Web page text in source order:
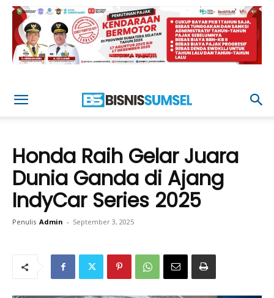
Honda Raih Gelar Juara
Dunia Ganda di Ajang
IndyCar Series 2025
Penulis Admin - September 3, 2025